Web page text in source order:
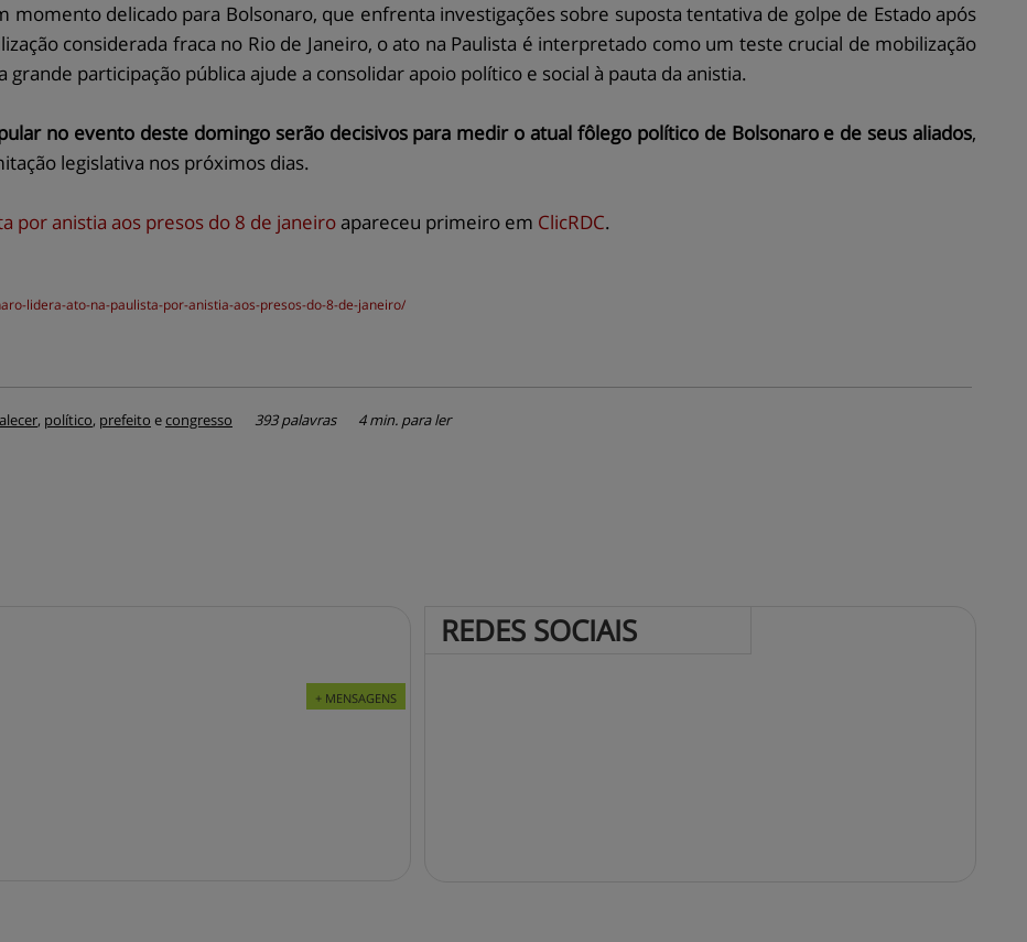
momento delicado para Bolsonaro, que enfrenta investigações sobre suposta tentativa de golpe de Estado após
considerada fraca no Rio de Janeiro, o ato na Paulista é interpretado como um teste crucial de mobilização
participação pública ajude a consolidar apoio político e social à pauta da anistia.
no evento deste domingo serão decisivos para medir o atual fôlego político de Bolsonaro e de seus aliados,
legislativa nos próximos dias.
por anistia aos presos do 8 de janeiro apareceu primeiro em ClicRDC.
lidera-ato-na-paulista-por-anistia-aos-presos-do-8-de-janeiro/
, político, prefeito econgresso 393 palavras 4 min. para ler
+ MENSAGENS
REDES SOCIAIS